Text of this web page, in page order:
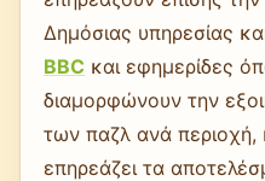
Δημόσιας υπηρεσίας
BBC και εφημερίδες
διαμορφώνουν την
των παζλ ανά περιοχή,
επηρεάζει τα